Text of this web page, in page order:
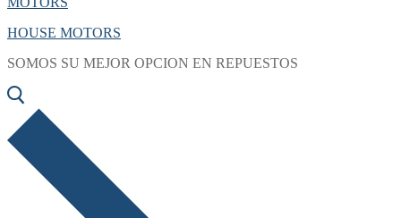
HOUSE MOTORS
SOMOS SU MEJOR OPCION EN REPUESTOS